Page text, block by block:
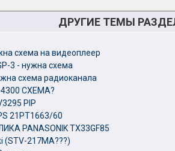
ДРУГИЕ ТЕМЫ
схема на видеоплеер
3 - нужна схема
схема радиоканала
4300 СХЕМА?
PIP
21PT1663/60
PANASONIK TX33GF85
(STV-217MA???)